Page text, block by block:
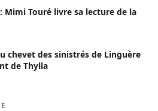
Mimi Touré livre sa lecture de la
chevet des sinistrés de Linguère
de Thylla